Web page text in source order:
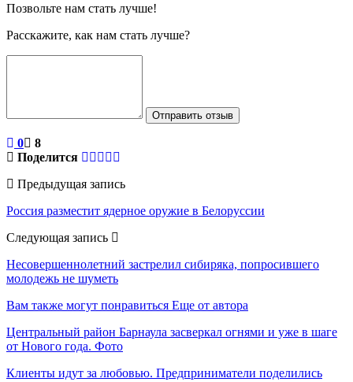
Позвольте нам стать лучше!
Расскажите, как нам стать лучше?
Отправить отзыв
0
8
Поделится
Предыдущая запись
Россия разместит ядерное оружие в Белоруссии
Следующая запись
Несовершеннолетний застрелил сибиряка, попросившего
молодежь не шуметь
Вам также могут понравиться Еще от автора
Центральный район Барнаула засверкал огнями и уже в шаге
от Нового года. Фото
Клиенты идут за любовью. Предприниматели поделились